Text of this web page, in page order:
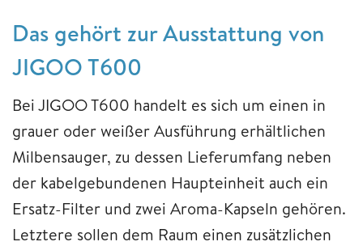
Das gehört zur Ausstattung von
JIGOO T600
Bei JIGOO T600 handelt es sich um einen in
grauer oder weißer Ausführung erhältlichen
Milbensauger, zu dessen Lieferumfang neben
der kabelgebundenen Haupteinheit auch ein
Ersatz-Filter und zwei Aroma-Kapseln gehören.
Letztere sollen dem Raum einen zusätzlichen